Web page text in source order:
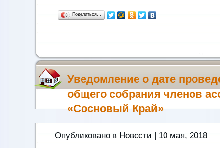
Поделиться…
Уведомление о дате
общего собрания членов
«Сосновый Край»
Опубликовано в Новости | 10 мая, 2018